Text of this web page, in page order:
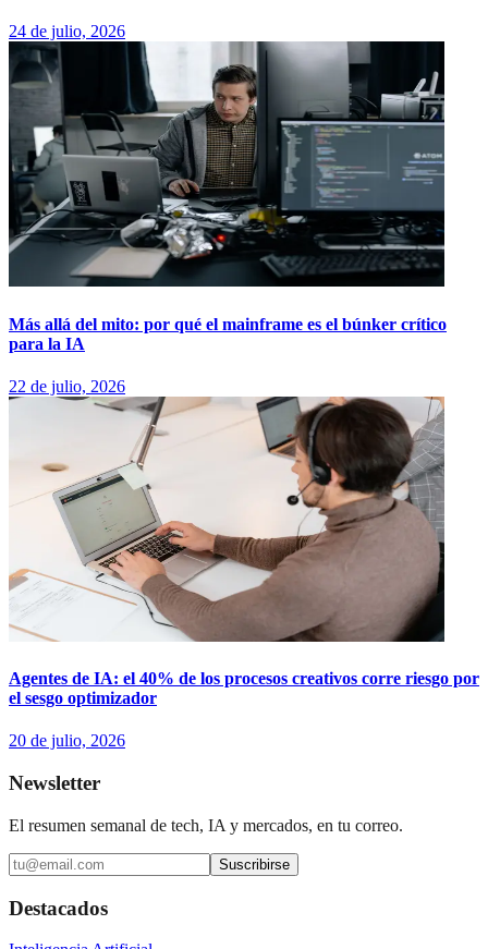
24 de julio, 2026
Más allá del mito: por qué el mainframe es el búnker crítico
para la IA
22 de julio, 2026
Agentes de IA: el 40% de los procesos creativos corre riesgo por
el sesgo optimizador
20 de julio, 2026
Newsletter
El resumen semanal de tech, IA y mercados, en tu correo.
Suscribirse
Destacados